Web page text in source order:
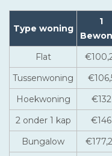
Type woning
1
Flat
Tussenwoning
Hoekwoning
€132
2 onder 1 kap
€146
Bungalow